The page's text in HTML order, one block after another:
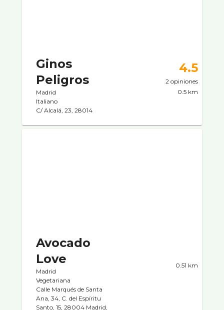
Ginos
Peligros
Madrid
Italiano
C/ Alcalá, 23, 28014
4.5
2 opiniones
0.5 km
Avocado
Love
Madrid
Vegetariana
Calle Marqués de Santa
Ana, 34, C. del Espíritu
Santo, 15, 28004 Madrid,
0.51 km